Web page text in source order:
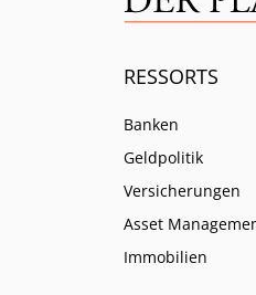
RESSORTS
Banken
Geldpolitik
Versicherungen
Asset
Immobilien